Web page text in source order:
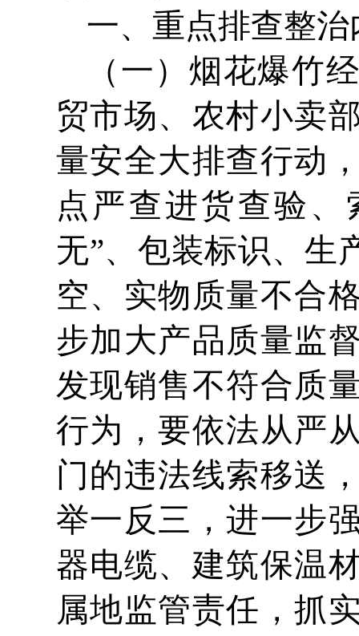
一、重点排查整治
（一）烟花爆竹
贸市场、农村小卖
量安全大排查行动
点严查进货查验
无”、包装标识、生
空、实物质量不合
步加大产品质量监
发现销售不符合质
行为，要依法从严
门的违法线索移送
举一反三，进一步
器电缆、建筑保温
属地监管责任，抓